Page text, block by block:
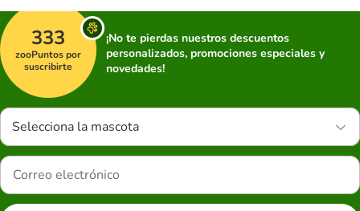
333
zooPuntos por
suscribirte
¡No te pierdas nuestros descuentos
personalizados, promociones especiales y
novedades!
Selecciona la mascota